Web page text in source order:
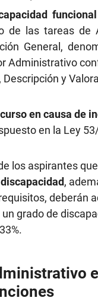
funcional
de las tareas de
General,
Administrativo
Descripción y
en causa de
en la Ley
los aspirantes
,
deberán
grado de